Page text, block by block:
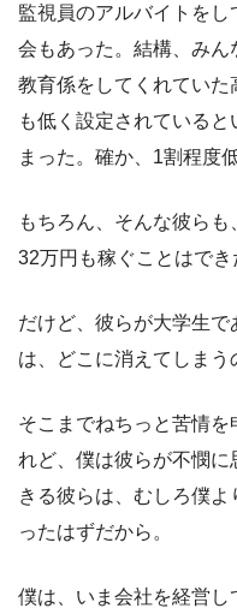
監視員のアルバイトを
会もあった。結構、みん
教育係をしてくれていた
も低く設定されている
まった。確か、1割程度
もちろん、そんな彼らも
32万円も稼ぐことはでき
だけど、彼らが大学生
は、どこに消えてしまう
そこまでねちっと苦情
れど、僕は彼らが不憫
きる彼らは、むしろ僕
ったはずだから。
僕は、いま会社を経営